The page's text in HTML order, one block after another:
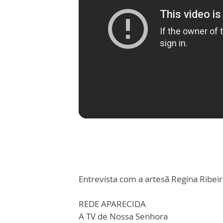
Entrevista com a artesã Regina
REDE APARECIDA
A TV de Nossa Senhora